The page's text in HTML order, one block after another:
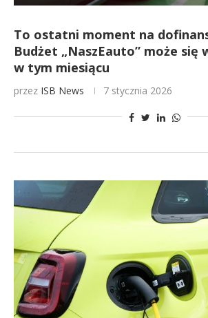
To ostatni moment na
Budżet „NaszEauto” może się
w tym miesiącu
przez ISB News 7 stycznia 2026